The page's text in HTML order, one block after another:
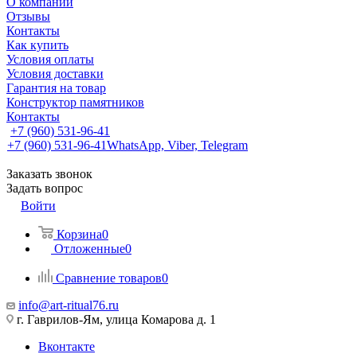
Отзывы
Контакты
Как купить
Условия оплаты
Условия доставки
Гарантия на товар
Конструктор памятников
Контакты
+7 (960) 531-96-41
+7 (960) 531-96-41WhatsApp, Viber, Telegram
Заказать звонок
Задать вопрос
Войти
Корзина0
Отложенные0
Сравнение товаров0
info@art-ritual76.ru
г. Гаврилов-Ям, улица Комарова д. 1
Вконтакте